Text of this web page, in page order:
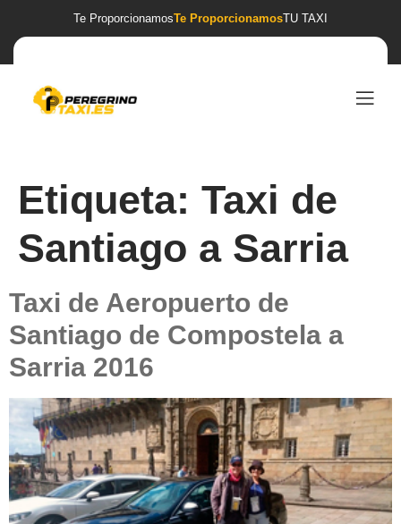
Te ProporcionamosTe ProporcionamosTU TAXI
Etiqueta: Taxi de
Santiago a Sarria
Taxi de Aeropuerto de
Santiago de Compostela a
Sarria 2016